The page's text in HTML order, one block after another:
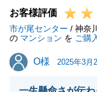
重ねて御礼申し
また、K様のご親
の購入や売却、
したら是非、ご紹
お客様評価
市が尾センター / 神奈
の マンション を ご購
O様
O様 2025年3月